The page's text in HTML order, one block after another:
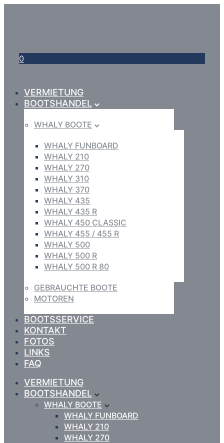
0
VERMIETUNG
BOOTSHANDEL
WHALY BOOTE
WHALY FUNBOARD
WHALY 210
WHALY 270
WHALY 310
WHALY 370
WHALY 435
WHALY 435 R
WHALY 450 CLASSIC
WHALY 455 / 455 R
WHALY 500
WHALY 500 R
WHALY 500 R 80
GEBRAUCHTE BOOTE
MOTOREN
BOOTSSERVICE
KONTAKT
FOTOS
LINKS
FAQ
VERMIETUNG
BOOTSHANDEL
WHALY BOOTE
WHALY FUNBOARD
WHALY 210
WHALY 270